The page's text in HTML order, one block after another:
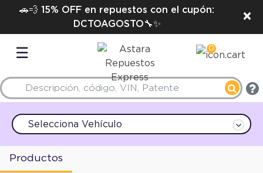
🚗💨 15% OFF en repuestos con el cupón:
DCTOAGOSTO🔧✨
×
☰ 0
Selecciona Vehículo
Productos